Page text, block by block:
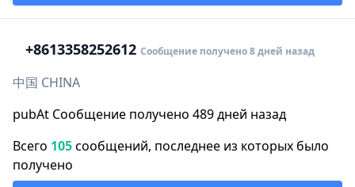
+8613358252612 Сообщение получено 8 дней назад
中国 CHINA
pubAt Сообщение получено 489 дней назад
Всего 105сообщений, последнее из которых было
получено